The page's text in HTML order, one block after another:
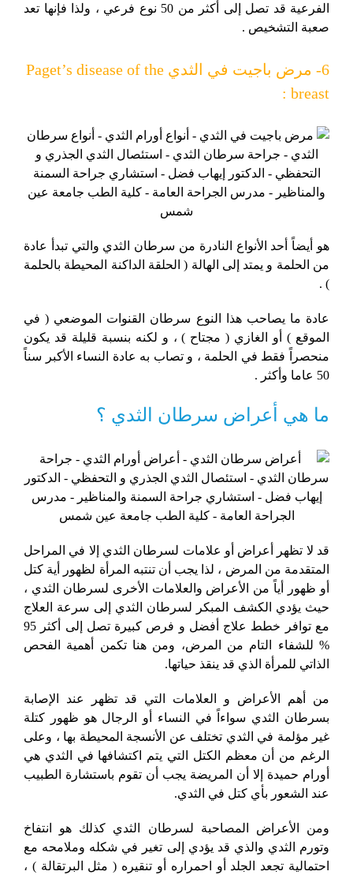
الفرعية قد تصل إلى أكثر من 50 نوع فرعي ، ولذا فإنها تعد
صعبة التشخيص .
6- مرض باجيت في الثدي Paget’s disease of the
breast :
هو أيضاً أحد الأنواع النادرة من سرطان الثدي والتي تبدأ عادة
من الحلمة و يمتد إلى الهالة ( الحلقة الداكنة المحيطة بالحلمة
) .
عادة ما يصاحب هذا النوع سرطان القنوات الموضعي ( في
الموقع ) أو الغازي ( مجتاح ) ، و لكنه بنسبة قليلة قد يكون
منحصراً فقط في الحلمة ، و تصاب به عادة النساء الأكبر سناً
50 عاما وأكثر .
ما هي أعراض سرطان الثدي ؟
قد لا تظهر أعراض أو علامات لسرطان الثدي إلا في المراحل
المتقدمة من المرض ، لذا يجب أن تنتبه المرأة لظهور أية كتل
أو ظهور أياً من الأعراض والعلامات الأخرى لسرطان الثدي ،
حيث يؤدي الكشف المبكر لسرطان الثدي إلى سرعة العلاج
مع توافر خطط علاج أفضل و فرص كبيرة تصل إلى أكثر 95
% للشفاء التام من المرض، ومن هنا تكمن أهمية الفحص
الذاتي للمرأة الذي قد ينقذ حياتها.
من أهم الأعراض و العلامات التي قد تظهر عند الإصابة
بسرطان الثدي سواءاً في النساء أو الرجال هو ظهور كتلة
غير مؤلمة في الثدي تختلف عن الأنسجة المحيطة بها ، وعلى
الرغم من أن معظم الكتل التي يتم اكتشافها في الثدي هي
أورام حميدة إلا أن المريضة يجب أن تقوم باستشارة الطبيب
عند الشعور بأي كتل في الثدي.
ومن الأعراض المصاحبة لسرطان الثدي كذلك هو انتفاخ
وتورم الثدي والذي قد يؤدي إلى تغير في شكله وملامحه مع
احتمالية تجعد الجلد أو احمراره أو تنقيره ( مثل البرتقالة ) ،